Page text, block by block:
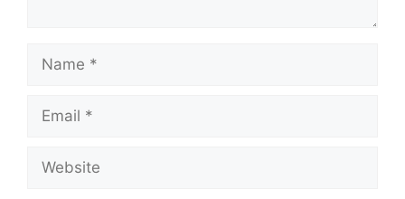
Name
Email
Website